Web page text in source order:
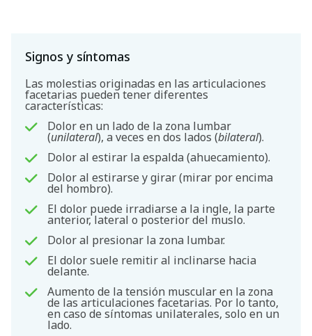
Signos y síntomas
Las molestias originadas en las articulaciones
facetarias pueden tener diferentes
características:
Dolor en un lado de la zona lumbar
(unilateral), a veces en dos lados (bilateral).
Dolor al estirar la espalda (ahuecamiento).
Dolor al estirarse y girar (mirar por encima
del hombro).
El dolor puede irradiarse a la ingle, la parte
anterior, lateral o posterior del muslo.
Dolor al presionar la zona lumbar.
El dolor suele remitir al inclinarse hacia
delante.
Aumento de la tensión muscular en la zona
de las articulaciones facetarias. Por lo tanto,
en caso de síntomas unilaterales, solo en un
lado.